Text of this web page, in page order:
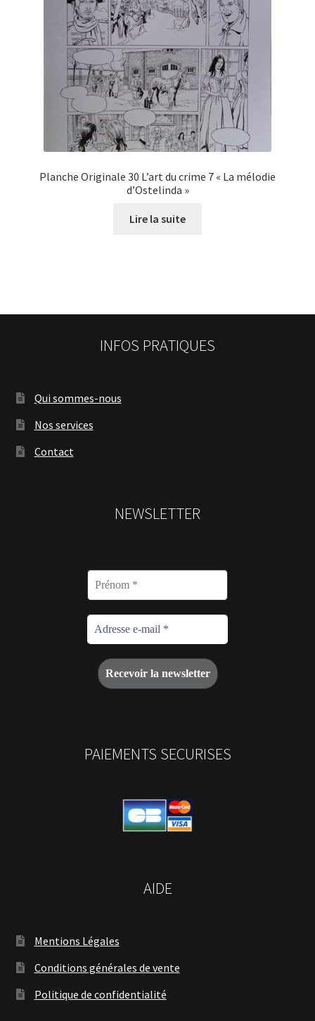
Planche Originale 30 L’art du crime 7 « La mélodie
d’Ostelinda »
Lire la suite
INFOS PRATIQUES
Qui sommes-nous
Nos services
Contact
NEWSLETTER
PAIEMENTS SECURISES
AIDE
Mentions Légales
Conditions générales de vente
Politique de confidentialité